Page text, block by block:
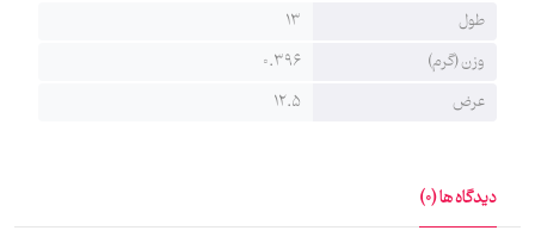
طول
13
وزن (گرم)
0.396
عرض
12.5
دیدگاه ها (0)